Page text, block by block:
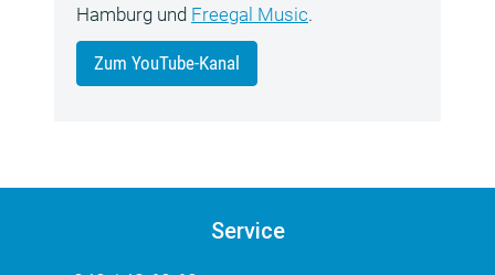
Hamburg und Freegal Music.
Zum YouTube-Kanal
Service